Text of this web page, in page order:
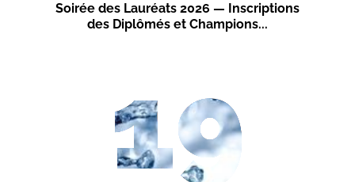
Soirée des Lauréats 2026 — Inscriptions
des Diplômés et Champions...
19